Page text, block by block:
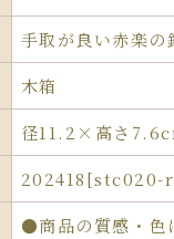
手取が良い赤楽の
木箱
径11.2×高さ
●商品の質感・色